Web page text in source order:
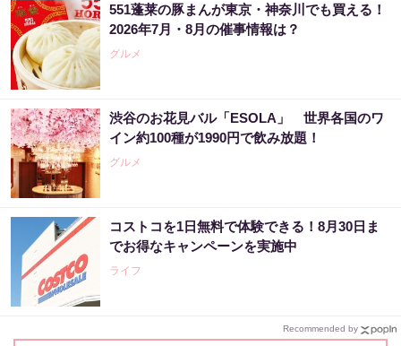
551蓬莱の豚まんが東京・神奈川でも買える！
2026年7月・8月の催事情報は？
グルメ
渋谷のお花見バル「ESOLA」 世界各国のワ
イン約100種が1990円で飲み放題！
グルメ
コストコを1日無料で体験できる！8月30日ま
でお得なキャンペーンを実施中
ライフ
Recommended by